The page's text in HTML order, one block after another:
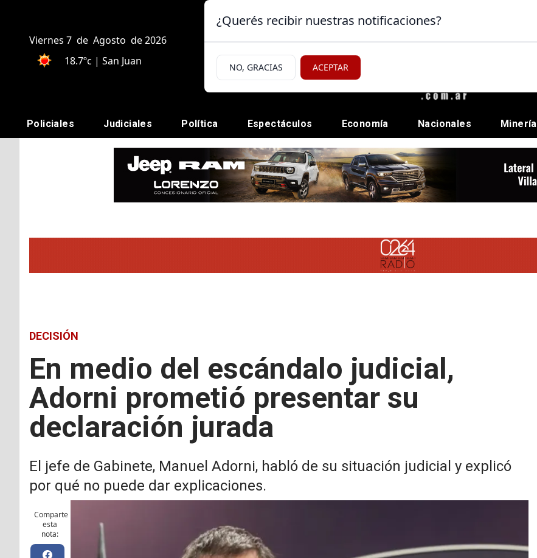
Viernes 7 de Agosto de 2026
18.7ºc | San Juan
Policiales Judiciales Política Espectáculos Economía Nacionales Minería
DECISIÓN
En medio del escándalo judicial,
Adorni prometió presentar su
declaración jurada
El jefe de Gabinete, Manuel Adorni, habló de su situación judicial y explicó
por qué no puede dar explicaciones.
Comparte
esta
nota:
¿Querés recibir nuestras notificaciones?
NO, GRACIAS ACEPTAR